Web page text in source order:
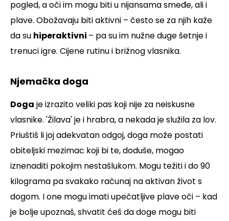
pogled, a oči im mogu biti u nijansama smeđe, ali i
plave. Obožavaju biti aktivni – često se za njih kaže
da su hiperaktivni – pa su im nužne duge šetnje i
trenuci igre. Cijene rutinu i brižnog vlasnika.
Njemačka doga
Doga je izrazito veliki pas koji nije za neiskusne
vlasnike. 'Žilava' je i hrabra, a nekada je služila za lov.
Priuštiš li joj adekvatan odgoj, doga može postati
obiteljski mezimac koji bi te, doduše, mogao
iznenaditi pokojim nestašlukom. Mogu težiti i do 90
kilograma pa svakako računaj na aktivan život s
dogom. I one mogu imati upečatljive plave oči – kad
je bolje upoznaš, shvatit ćeš da doge mogu biti